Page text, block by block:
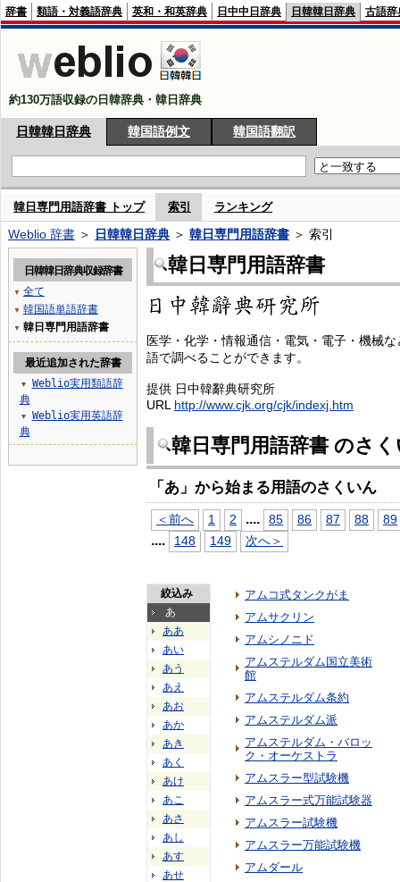
辞書 類語・対義語辞典 英和・和英辞典 日中中日辞典 日韓韓日辞典 古語辞
約130万語収録の日韓辞典・韓日辞典
日韓韓日辞典 韓国語例文 韓国語翻訳
韓日専門用語辞書 トップ 索引 ランキング
Weblio 辞書 ＞ 日韓韓日辞典 ＞ 韓日専門用語辞書 ＞ 索引
韓日専門用語辞書
医学・化学・情報通信・電気・電子・機械
語で調べることができます。
提供 日中韓辭典研究所
URL http://www.cjk.org/cjk/indexj.htm
韓日専門用語辞書 のさ
「あ」から始まる用語のさくいん
＜前へ 1 2 .... 85 86 87 88 89
.... 148 149 次へ＞
絞込み
あ
ああ
あい
あう
あえ
あお
あか
あき
あく
あけ
あこ
あさ
あし
あす
あせ
アムコ式タンクがま
アムサクリン
アムシノニド
アムステルダム国立美術
館
アムステルダム条約
アムステルダム派
アムステルダム・バロッ
ク・オーケストラ
アムスラー型試験機
アムスラー式万能試験器
アムスラー試験機
アムスラー万能試験機
アムダール
日韓韓日辞典収録辞書
▼ 全て
▼ 韓国語単語辞書
▼ 韓日専門用語辞書
最近追加された辞書
▼
Weblio実用類語辞
典
▼
Weblio実用英語辞
典